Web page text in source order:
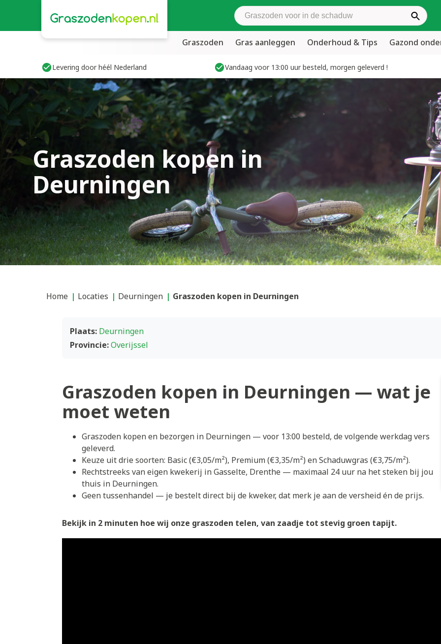
Zoek graszoden
Graszoden Gras aanleggen Onderhoud & Tips Gazond
Levering door héél Nederland Vandaag voor 13:00 uur besteld, morgen geleverd !
Graszoden kopen in
Deurningen
Home Locaties Deurningen Graszoden kopen in Deurningen
Plaats: Deurningen
Provincie:Overijssel
Graszoden kopen in Deurningen — wat je
moet weten
Graszoden kopen en bezorgen in Deurningen — voor 13:00 besteld, de volgende werkdag vers
geleverd.
Keuze uit drie soorten: Basic (€3,05/m²), Premium (€3,35/m²) en Schaduwgras (€3,75/m²).
Rechtstreeks van eigen kwekerij in Gasselte, Drenthe — maximaal 24 uur na het steken bij jou
thuis in Deurningen.
Geen tussenhandel — je bestelt direct bij de kweker, dat merk je aan de versheid én de prijs.
Bekijk in 2 minuten hoe wij onze graszoden telen, van zaadje tot stevig groen tapijt.